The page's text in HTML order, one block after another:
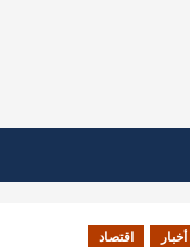
أخبار اقتصاد